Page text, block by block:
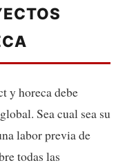
y horeca debe
Sea cual sea su
labor previa de
todas las